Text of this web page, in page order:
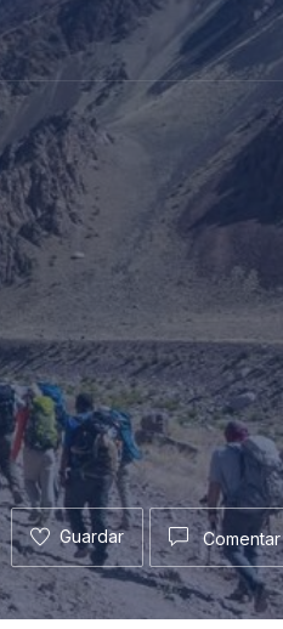
Guardar Comentar